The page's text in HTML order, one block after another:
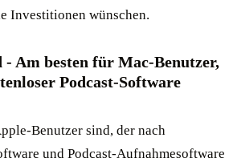
Investitionen wünschen.
- Am besten für Mac-Benutzer,
Podcast-Software
Benutzer sind, der nach
und Podcast-Aufnahmesoftware